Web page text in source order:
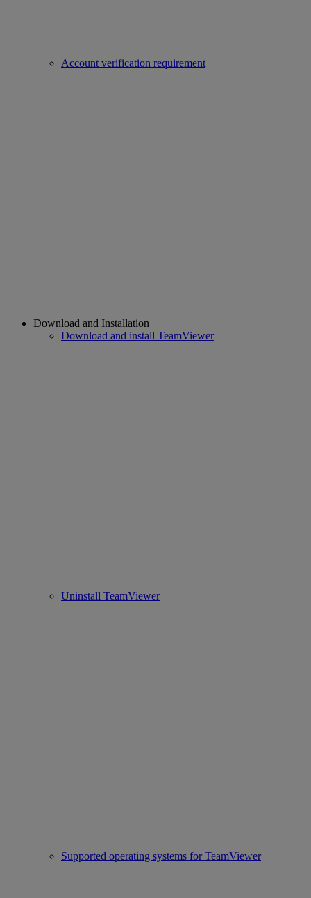
Account verification requirement
Download and Installation
Download and install TeamViewer
Uninstall TeamViewer
Supported operating systems for TeamViewer